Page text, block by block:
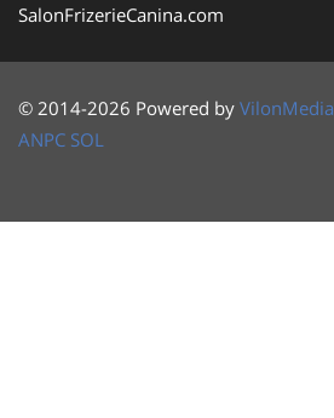
SalonFrizerieCanina.com
© 2014-2026 Powered by VilonMedia
ANPC SOL